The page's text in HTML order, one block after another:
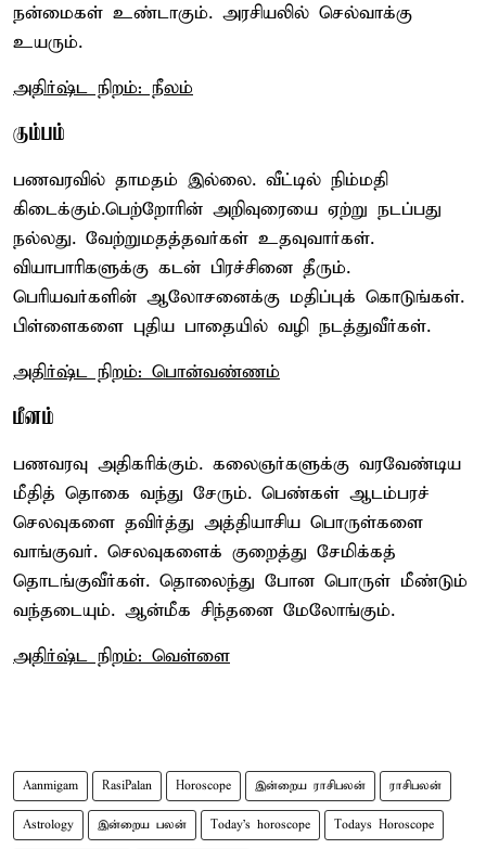
நன்மைகள் உண்டாகும். அரசியலில் செல்வாக்கு
உயரும்.
அதிர்ஷ்ட நிறம்: நீலம்
கும்பம்
பணவரவில் தாமதம் இல்லை. வீட்டில் நிம்மதி
கிடைக்கும்.பெற்றோரின் அறிவுரையை ஏற்று நடப்பது
நல்லது. வேற்றுமதத்தவர்கள் உதவுவார்கள்.
வியாபாரிகளுக்கு கடன் பிரச்சினை தீரும்.
பெரியவர்களின் ஆலோசனைக்கு மதிப்புக் கொடுங்கள்.
பிள்ளைகளை புதிய பாதையில் வழி நடத்துவீர்கள்.
அதிர்ஷ்ட நிறம்: பொன்வண்ணம்
மீனம்
பணவரவு அதிகரிக்கும். கலைஞர்களுக்கு வரவேண்டிய
மீதித் தொகை வந்து சேரும். பெண்கள் ஆடம்பரச்
செலவுகளை தவிர்த்து அத்தியாசிய பொருள்களை
வாங்குவர். செலவுகளைக் குறைத்து சேமிக்கத்
தொடங்குவீர்கள். தொலைந்து போன பொருள் மீண்டும்
வந்தடையும். ஆன்மீக சிந்தனை மேலோங்கும்.
அதிர்ஷ்ட நிறம்: வெள்ளை
Aanmigam RasiPalan Horoscope இன்றைய ராசிபலன் ராசிபலன்
Astrology இன்றைய பலன் Today's horoscope Todays Horoscope